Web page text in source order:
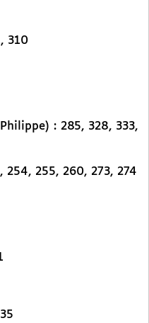
310
: 285, 328, 333,
254, 255, 260, 273, 274